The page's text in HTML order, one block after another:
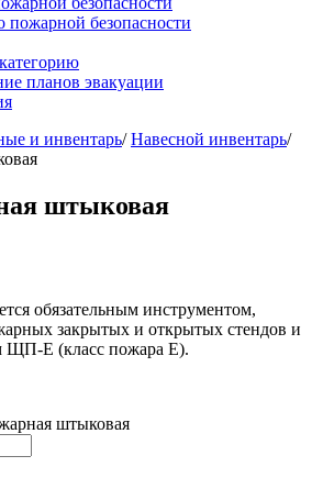
пожарной безопасности
планов эвакуации
и инвентарь/Навесной инвентарь/
штыковая
обязательным инструментом,
закрытых и открытых стендов и
ЩП-Е (класс пожара E).
штыковая